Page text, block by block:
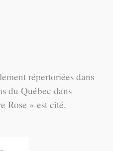
répertoriées dans
du Québec dans
Rose » est cité.